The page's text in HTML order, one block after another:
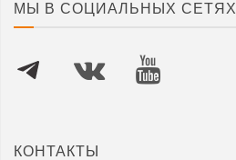
МЫ В СОЦИАЛЬНЫХ СЕТЯХ
КОНТАКТЫ